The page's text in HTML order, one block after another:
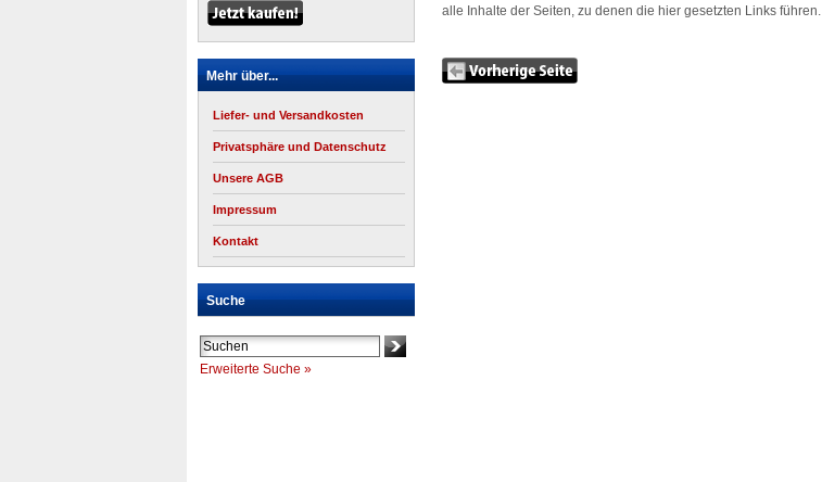
Mehr über...
Liefer- und Versandkosten
Privatsphäre und Datenschutz
Unsere AGB
Impressum
Kontakt
Suche
Erweiterte Suche »
alle Inhalte der Seiten, zu denen die hier gesetzten Links führen.